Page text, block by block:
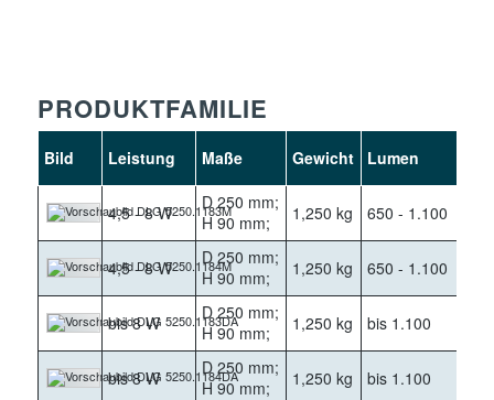
PRODUKTFAMILIE
Bild Leistung Maße Gewicht Lumen
4,5 - 8 W
D 250 mm;
H 90 mm;
1,250 kg 650 - 1.100
4,5 - 8 W
D 250 mm;
H 90 mm;
1,250 kg 650 - 1.100
bis 8 W
D 250 mm;
H 90 mm;
1,250 kg bis 1.100
bis 8 W
D 250 mm;
H 90 mm;
1,250 kg bis 1.100